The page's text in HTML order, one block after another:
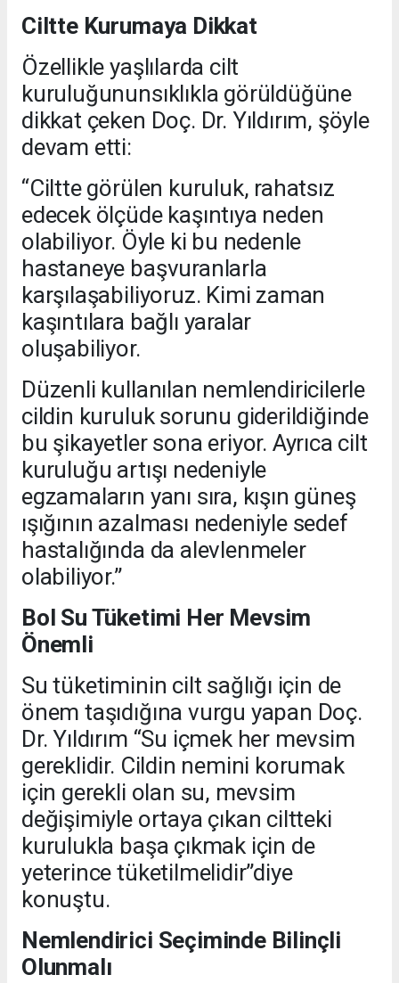
Ciltte Kurumaya Dikkat
Özellikle yaşlılarda cilt
kuruluğununsıklıkla görüldüğüne
dikkat çeken Doç. Dr. Yıldırım, şöyle
devam etti:
“Ciltte görülen kuruluk, rahatsız
edecek ölçüde kaşıntıya neden
olabiliyor. Öyle ki bu nedenle
hastaneye başvuranlarla
karşılaşabiliyoruz. Kimi zaman
kaşıntılara bağlı yaralar
oluşabiliyor.
Düzenli kullanılan nemlendiricilerle
cildin kuruluk sorunu giderildiğinde
bu şikayetler sona eriyor. Ayrıca cilt
kuruluğu artışı nedeniyle
egzamaların yanı sıra, kışın güneş
ışığının azalması nedeniyle sedef
hastalığında da alevlenmeler
olabiliyor.”
Bol Su Tüketimi Her Mevsim
Önemli
Su tüketiminin cilt sağlığı için de
önem taşıdığına vurgu yapan Doç.
Dr. Yıldırım “Su içmek her mevsim
gereklidir. Cildin nemini korumak
için gerekli olan su, mevsim
değişimiyle ortaya çıkan ciltteki
kurulukla başa çıkmak için de
yeterince tüketilmelidir”diye
konuştu.
Nemlendirici Seçiminde Bilinçli
Olunmalı